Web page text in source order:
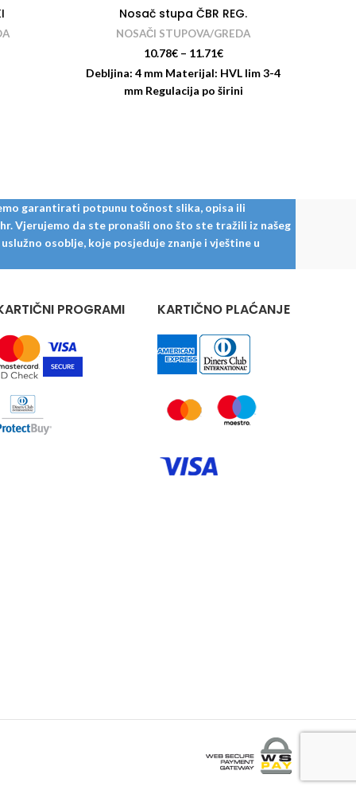
Nosač stupa ČBR REG.
NOSAČI STUPOVA/GREDA
10.78€– 11.71€
Debljina: 4 mm Materijal: HVL lim 3-4
mm Regulacija po širini
garantirati potpunu točnost slika, opisa ili
Vjerujemo da ste pronašli ono što ste tražili iz našeg
osoblje, koje posjeduje znanje i vještine u
PROGRAMI KARTIČNO PLAĆANJE